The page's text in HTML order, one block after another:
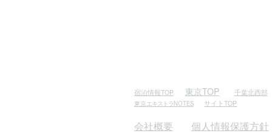
宿泊情報TOP 東京TOP 千葉北西部
東京エキストラNOTES サイトTOP
会社概要 個人情報保護方針